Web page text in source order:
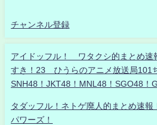
チャンネル登録
アイドッフル！ ワタクシ的まとめ
すき！23 ひうらのアニメ放送局101
SNH48！JKT48！MNL48！SGO48！
タダッフル！ネトゲ廃人的まとめ速
パワーズ！